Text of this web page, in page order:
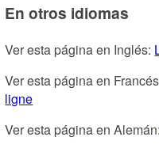
En otros idiomas
Ver esta página en Inglés:
Ver esta página en
ligne
Ver esta página en Alemán: